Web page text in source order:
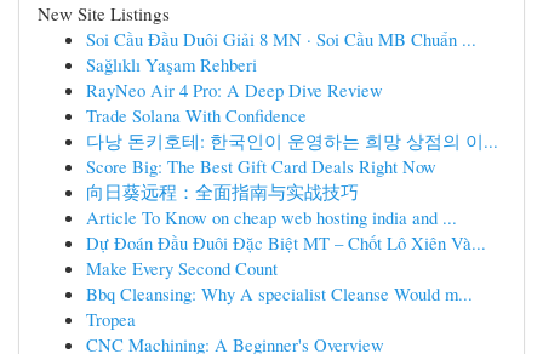
New Site Listings
Soi Cầu Đầu Duôi Giải 8 MN · Soi Cầu MB Chuẩn ...
Sağlıklı Yaşam Rehberi
RayNeo Air 4 Pro: A Deep Dive Review
Trade Solana With Confidence
다낭 돈키호테: 한국인이 운영하는 희망 상점의 이...
Score Big: The Best Gift Card Deals Right Now
向日葵远程：全面指南与实战技巧
Article To Know on cheap web hosting india and ...
Dự Đoán Đầu Đuôi Đặc Biệt MT – Chốt Lô Xiên Và...
Make Every Second Count
Bbq Cleansing: Why A specialist Cleanse Would m...
Tropea
CNC Machining: A Beginner's Overview